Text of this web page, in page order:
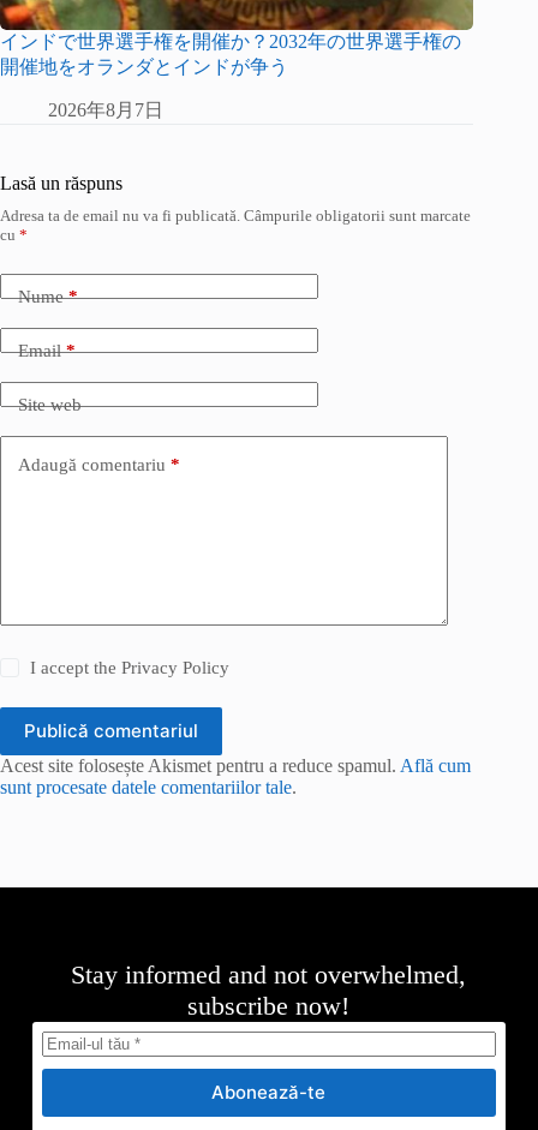
インドで世界選手権を開催か？2032年の世界選手権の
開催地をオランダとインドが争う
2026年8月7日
Lasă un răspuns
Adresa ta de email nu va fi publicată. Câmpurile obligatorii sunt marcate
cu *
Nume*
Email*
Site web
Adaugă comentariu *
I accept thePrivacy Policy
Publică comentariul
Acest site folosește Akismet pentru a reduce spamul. Află cum
sunt procesate datele comentariilor tale.
Stay informed and not overwhelmed,
subscribe now!
Abonează-te